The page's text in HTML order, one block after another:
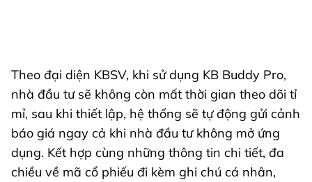
Theo đại diện KBSV, khi sử dụng KB Buddy Pro,
nhà đầu tư sẽ không còn mất thời gian theo dõi tỉ
mỉ, sau khi thiết lập, hệ thống sẽ tự động gửi cảnh
báo giá ngay cả khi nhà đầu tư không mở ứng
dụng. Kết hợp cùng những thông tin chi tiết, đa
chiều về mã cổ phiếu đi kèm ghi chú cá nhân,